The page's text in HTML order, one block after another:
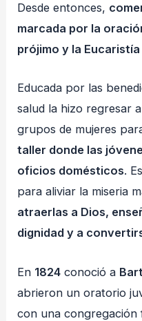
Desde entonces,
marcada por la
prójimo y la
Educada por las
salud la hizo regresar
grupos de mujeres
taller donde las
oficios domésticos.
para aliviar la miseria
atraerlas a Dios,
dignidad y a
En 1824 conoció a
abrieron un oratorio
con una congregación